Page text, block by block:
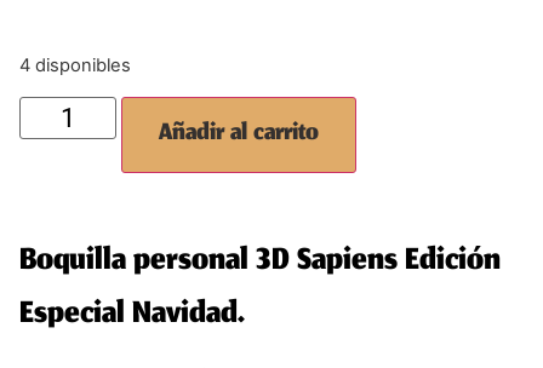
4 disponibles
Añadir al carrito
Boquilla personal 3D Sapiens Edición
Especial Navidad.